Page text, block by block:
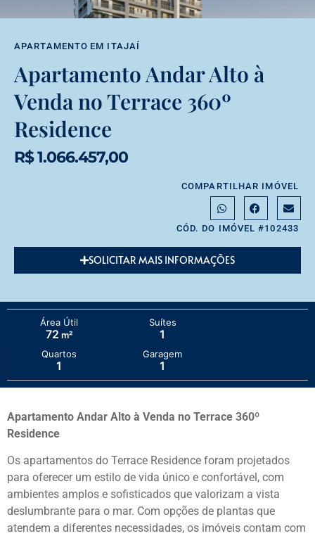
APARTAMENTO EM ITAJAÍ
Apartamento Andar Alto à
Venda no Terrace 360º
Residence
R$ 1.066.457,00
COMPARTILHAR IMÓVEL
CÓD. DO IMÓVEL #102433
SOLICITAR MAIS INFORMAÇÕES
Área Útil
72 m²
Suítes
1
Quartos
1
Garagem
1
Apartamento Andar Alto à Venda no Terrace 360º
Residence
Os apartamentos do Terrace Residence foram projetados
para oferecer um estilo de vida único e confortável, com
ambientes amplos e sofisticados que valorizam a vista
deslumbrante para o mar. Com opções de plantas que
atendem a diferentes necessidades, os imóveis contam com